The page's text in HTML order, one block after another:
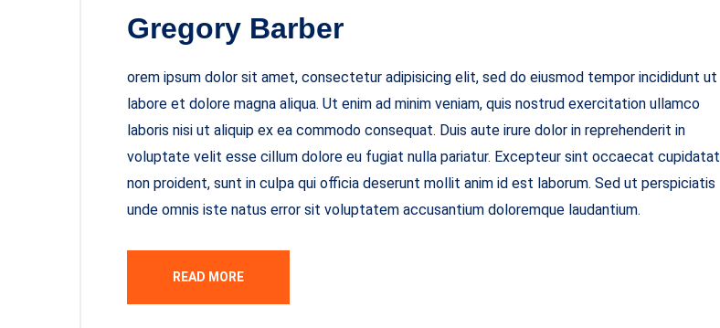
Gregory Barber
orem ipsum dolor sit amet, consectetur adipisicing elit, sed do eiusmod tempor incididunt ut
labore et dolore magna aliqua. Ut enim ad minim veniam, quis nostrud exercitation ullamco
laboris nisi ut aliquip ex ea commodo consequat. Duis aute irure dolor in reprehenderit in
voluptate velit esse cillum dolore eu fugiat nulla pariatur. Excepteur sint occaecat cupidatat
non proident, sunt in culpa qui officia deserunt mollit anim id est laborum. Sed ut perspiciatis
unde omnis iste natus error sit voluptatem accusantium doloremque laudantium.
READ MORE